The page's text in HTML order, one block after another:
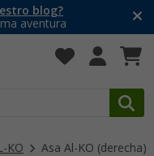
blog?
aventura
KO Asa Al-KO (derecha)